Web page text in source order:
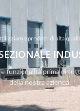
prodotti di alta
e funzionalità prima di
della nostra azienda.